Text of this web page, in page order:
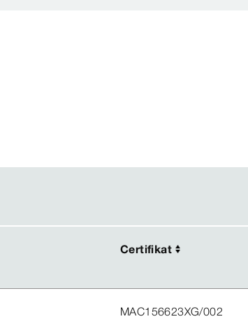
Certifikat
Certifikat
MAC156623XG/002